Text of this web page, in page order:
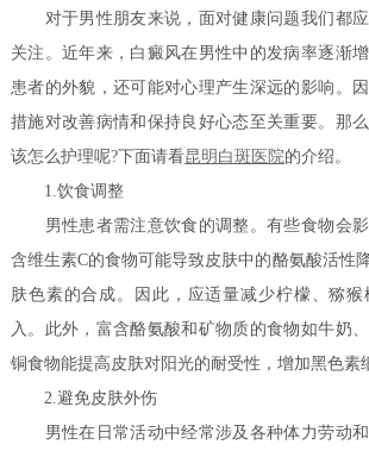
对于男性朋友来说，面对健康问题我们都应
关注。近年来，白癜风在男性中的发病率逐渐
患者的外貌，还可能对心理产生深远的影响。
措施对改善病情和保持良好心态至关重要。那
该怎么护理呢?下面请看昆明白斑医院的介绍。
1.饮食调整
男性患者需注意饮食的调整。有些食物会影
含维生素C的食物可能导致皮肤中的酪氨酸活性
肤色素的合成。因此，应适量减少柠檬、猕
入。此外，富含酪氨酸和矿物质的食物如牛奶
铜食物能提高皮肤对阳光的耐受性，增加黑色素
2.避免皮肤外伤
男性在日常活动中经常涉及各种体力劳动和